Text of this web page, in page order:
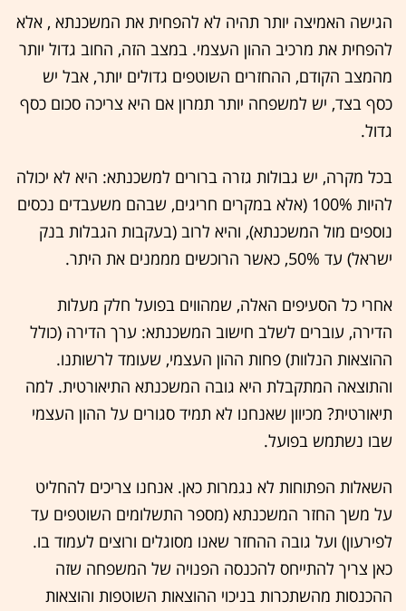
הגישה האמיצה יותר תהיה לא להפחית את המשכנתא , אלא
להפחית את מרכיב ההון העצמי. במצב הזה, החוב גדול יותר
מהמצב הקודם, ההחזרים השוטפים גדולים יותר, אבל יש
כסף בצד, יש למשפחה יותר תמרון אם היא צריכה סכום כסף
גדול.
בכל מקרה, יש גבולות גזרה ברורים למשכנתא: היא לא יכולה
להיות 100% (אלא במקרים חריגים, שבהם משעבדים נכסים
נוספים מול המשכנתא), והיא לרוב (בעקבות הגבלות בנק
ישראל) עד 50%, כאשר הרוכשים מממנים את היתר.
אחרי כל הסעיפים האלה, שמהווים בפועל חלק מעלות
הדירה, עוברים לשלב חישוב המשכנתא: ערך הדירה (כולל
ההוצאות הנלוות) פחות ההון העצמי, שעומד לרשותנו.
והתוצאה המתקבלת היא גובה המשכנתא התיאורטית. למה
תיאורטית? מכיוון שאנחנו לא תמיד סגורים על ההון העצמי
שבו נשתמש בפועל.
השאלות הפתוחות לא נגמרות כאן. אנחנו צריכים להחליט
על משך החזר המשכנתא (מספר התשלומים השוטפים עד
לפירעון) ועל גובה ההחזר שאנו מסוגלים ורוצים לעמוד בו.
כאן צריך להתייחס להכנסה הפנויה של המשפחה שזה
ההכנסות מהשתכרות בניכוי ההוצאות השוטפות והוצאות